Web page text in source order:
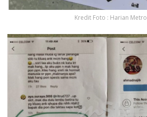
Kredit Foto : Harian Metro